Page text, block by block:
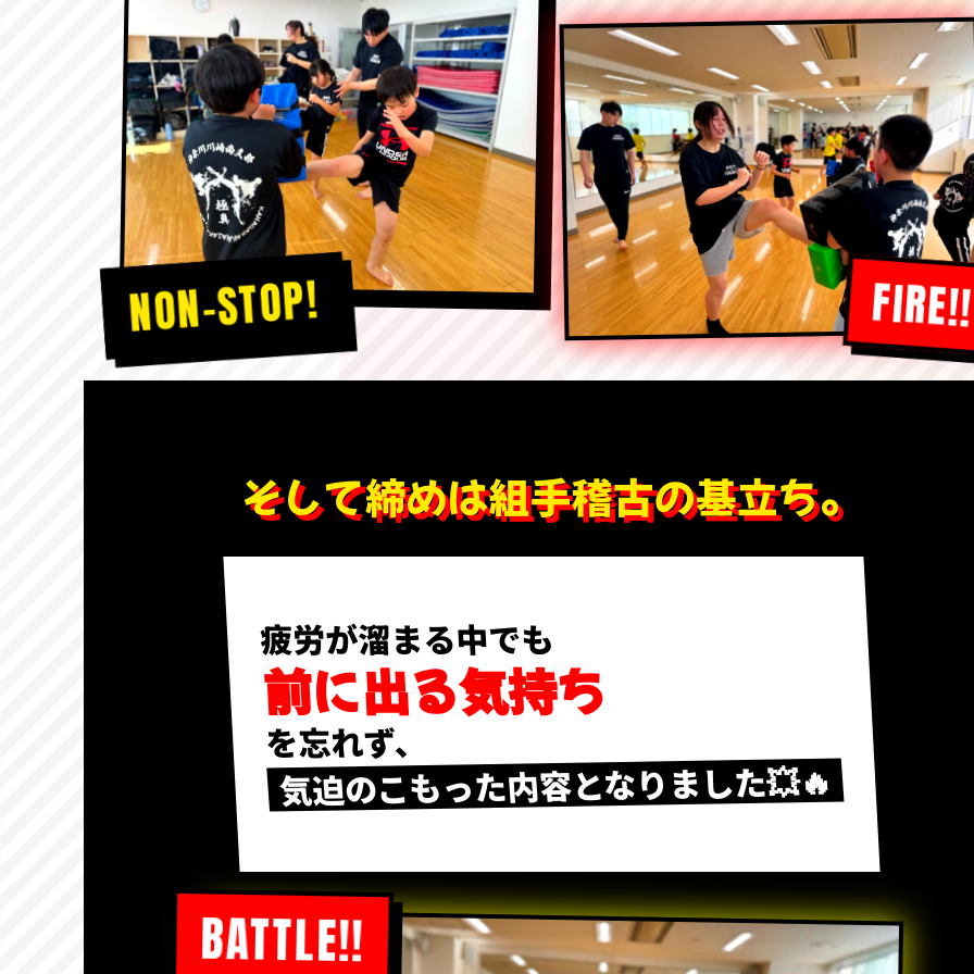
NON-STOP!
そして締めは組手稽古の基立ち。
疲労が溜まる中でも
前に出る気持ち
を忘れず、
気迫のこもった内容となりました💥🔥
BATTLE!!